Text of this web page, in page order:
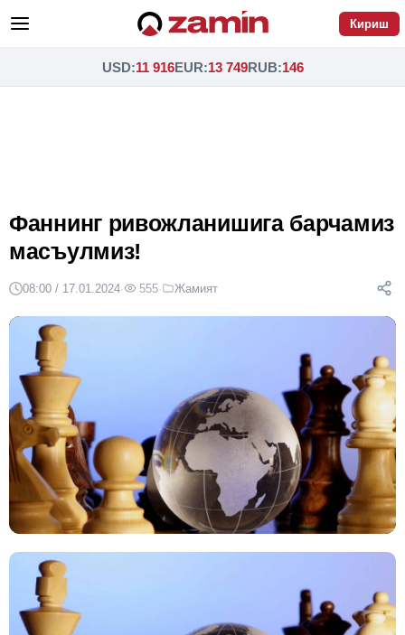
Кириш
USD:11 916EUR:13 749RUB:146
Фаннинг ривожланишига барчамиз
масъулмиз!
08:00 / 17.01.2024· 555· Жамият